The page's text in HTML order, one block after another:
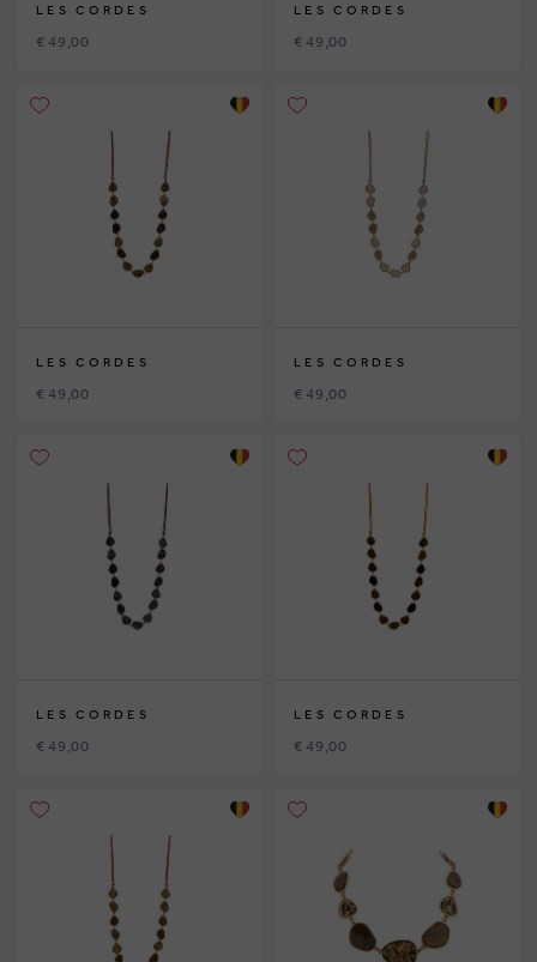
LES CORDES
€ 49,00
LES CORDES
€ 49,00
LES CORDES
€ 49,00
LES CORDES
€ 49,00
LES CORDES
€ 49,00
LES CORDES
€ 49,00